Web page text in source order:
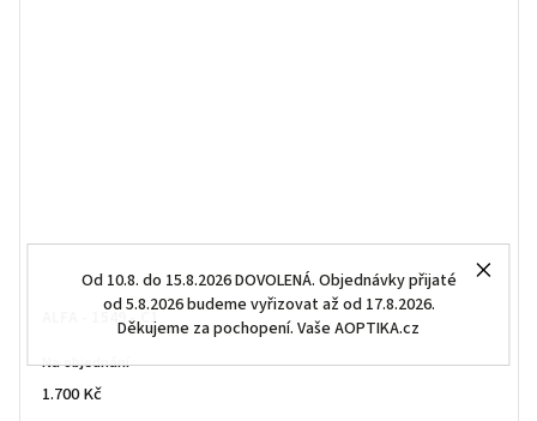
Od 10.8. do 15.8.2026 DOVOLENÁ. Objednávky přijaté
od 5.8.2026 budeme vyřizovat až od 17.8.2026.
Děkujeme za pochopení. Vaše AOPTIKA.cz
ALFA - 1549 - C1
Na objednání
1.700 Kč